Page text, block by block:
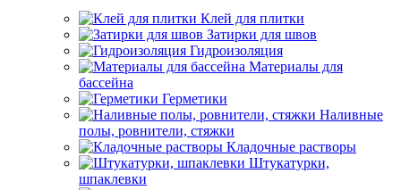
Клей для плитки
Затирки для швов
Гидроизоляция
Материалы для
бассейна
Герметики
Наливные
полы, ровнители, стяжки
Кладочные растворы
Штукатурки,
шпаклевки